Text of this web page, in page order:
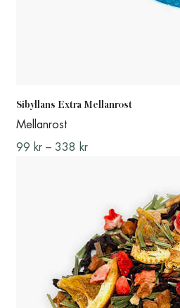
Sibyllans Extra Mellanrost
Mellanrost
99 kr – 338 kr